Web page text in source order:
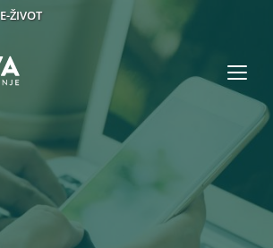
E-ŽIVOT